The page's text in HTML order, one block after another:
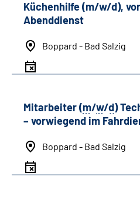
Küchenhilfe (m/w/d),
Abenddienst
Boppard - Bad Salzig
Mitarbeiter (m/w/d)
– vorwiegend im
Boppard - Bad Salzig